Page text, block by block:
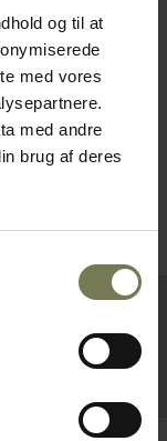
og til at
med vores
med andre
brug af deres
med
moms)
stk.